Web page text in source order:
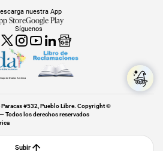
Síguenos
nuestra App
StoreGoogle Play
de Diarios América
#532, Pueblo Libre. Copyright ©
Todos los derechos reservados
Subir